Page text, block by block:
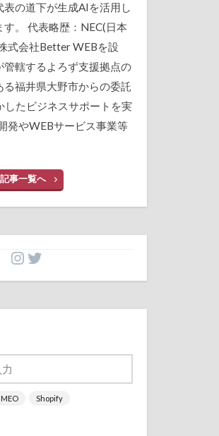
表の道下が生成AIを活用し
。 代表略歴：NEC(日本
式会社Better WEBを設
管轄するよろず支援拠点の
る福井県大野市からの委託
したビジネスサポートを実
発やWEBサービス事業等
記事一覧へ
MEO Shopify